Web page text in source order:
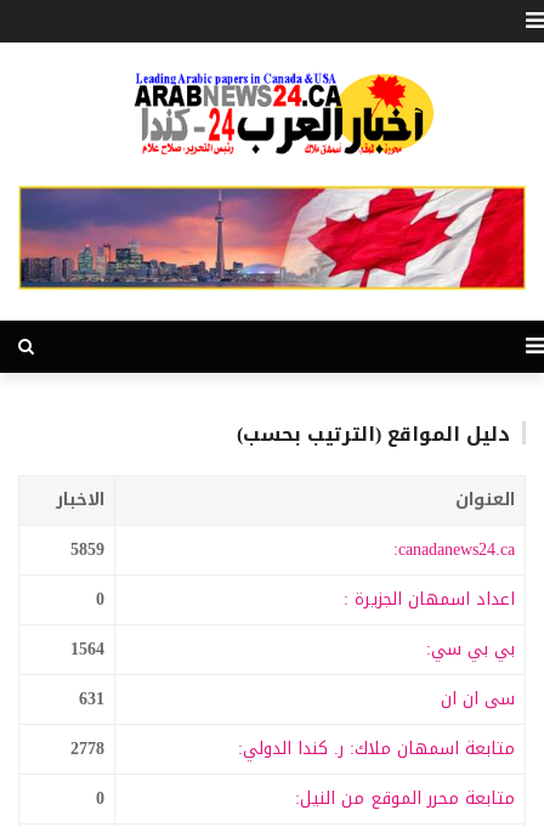
دليل المواقع (الترتيب بحسب)
العنوان
الاخبار
canadanews24.ca:
5859
اعداد اسمهان الجزيرة :
0
بي بي سي:
1564
سى ان ان
631
متابعة اسمهان ملاك: ر. كندا الدولي:
2778
متابعة محرر الموقع من النيل:
0